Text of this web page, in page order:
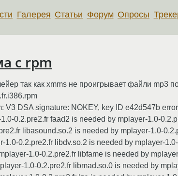
Галерея Статьи Форум Опросы
с rpm
так как xmms не проигрывает файли mp3
V3 DSA signature: NOKEY, key ID e42d547b
0.2.pre2.fr faad2 is needed by mplayer-1.0-
libasound.so.2 is needed by mplayer-1.0-
1.0-0.2.pre2.fr libdv.so.2 is needed by mplayer-
1.0-0.2.pre2.fr libfame is needed by
1.0-0.2.pre2.fr libmad.so.0 is needed by